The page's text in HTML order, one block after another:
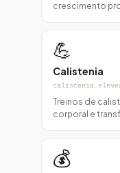
crescimento
💪
Calistenia
Treinos de
corporal e
💰